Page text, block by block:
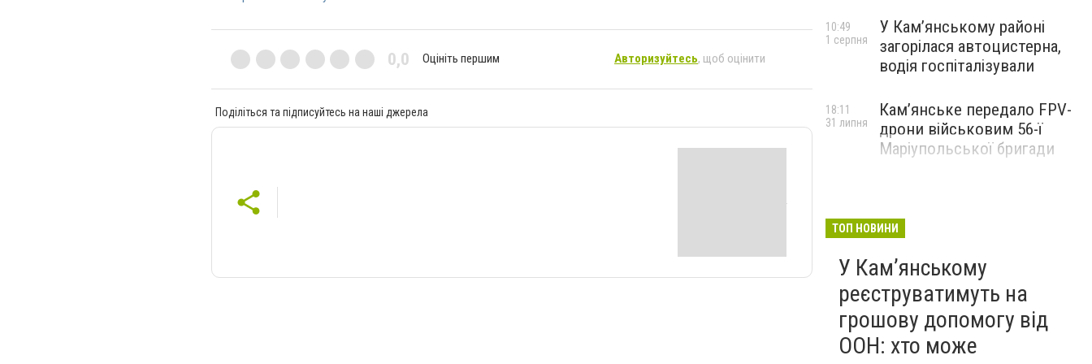
0,0 Оцініть першим Авторизуйтесь, щоб оцінити
Поділіться та підписуйтесь на наші джерела
У Кам’янському районі
загорілася автоцистерна,
водія госпіталізували
10:49
1 серпня
Кам’янське передало FPV-
дрони військовим 56-ї
Маріупольської бригади
18:11
31 липня
ТОП НОВИНИ
У Кам’янському
реєструватимуть на
грошову допомогу від
ООН: хто може